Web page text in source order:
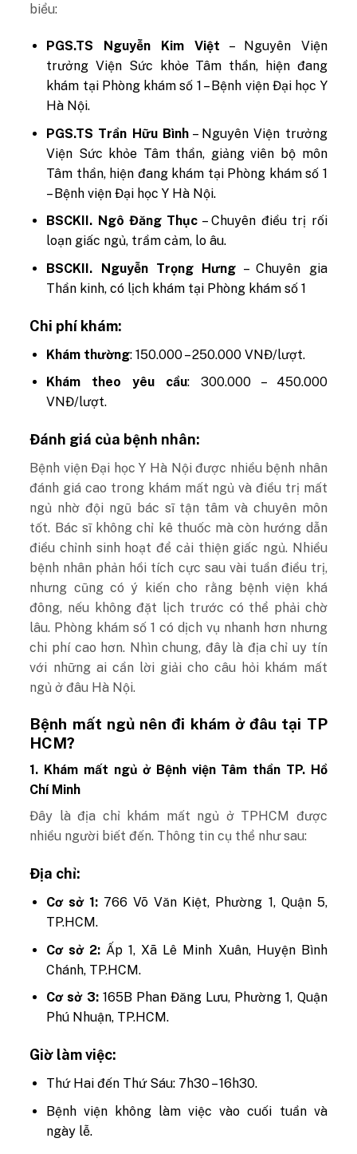
biểu:
PGS.TS Nguyễn Kim Việt – Nguyên Viện
trưởng Viện Sức khỏe Tâm thần, hiện đang
khám tại Phòng khám số 1 – Bệnh viện Đại học Y
Hà Nội.
PGS.TS Trần Hữu Bình– Nguyên Viện trưởng
Viện Sức khỏe Tâm thần, giảng viên bộ môn
Tâm thần, hiện đang khám tại Phòng khám số 1
– Bệnh viện Đại học Y Hà Nội.
BSCKII. Ngô Đăng Thục – Chuyên điều trị rối
loạn giấc ngủ, trầm cảm, lo âu.
BSCKII. Nguyễn Trọng Hưng – Chuyên gia
Thần kinh, có lịch khám tại Phòng khám số 1
Chi phí khám:
Khám thường: 150.000 – 250.000 VNĐ/lượt.
Khám theo yêu cầu: 300.000 – 450.000
VNĐ/lượt.
Đánh giá của bệnh nhân:
Bệnh viện Đại học Y Hà Nội được nhiều bệnh nhân
đánh giá cao trong khám mất ngủ và điều trị mất
ngủ nhờ đội ngũ bác sĩ tận tâm và chuyên môn
tốt. Bác sĩ không chỉ kê thuốc mà còn hướng dẫn
điều chỉnh sinh hoạt để cải thiện giấc ngủ. Nhiều
bệnh nhân phản hồi tích cực sau vài tuần điều trị,
nhưng cũng có ý kiến cho rằng bệnh viện khá
đông, nếu không đặt lịch trước có thể phải chờ
lâu. Phòng khám số 1 có dịch vụ nhanh hơn nhưng
chi phí cao hơn. Nhìn chung, đây là địa chỉ uy tín
với những ai cần lời giải cho câu hỏi khám mất
ngủ ở đâu Hà Nội.
Bệnh mất ngủ nên đi khám ở đâu tại TP
HCM?
1. Khám mất ngủ ở Bệnh viện Tâm thần TP. Hồ
Chí Minh
Đây là địa chỉ khám mất ngủ ở TPHCM được
nhiều người biết đến. Thông tin cụ thể như sau:
Địa chỉ: ​
Cơ sở 1: 766 Võ Văn Kiệt, Phường 1, Quận 5,
TP.HCM.​
Cơ sở 2: Ấp 1, Xã Lê Minh Xuân, Huyện Bình
Chánh, TP.HCM.​
Cơ sở 3:165B Phan Đăng Lưu, Phường 1, Quận
Phú Nhuận, TP.HCM.
Giờ làm việc:
Thứ Hai đến Thứ Sáu: 7h30 – 16h30.​
Bệnh viện không làm việc vào cuối tuần và
ngày lễ.